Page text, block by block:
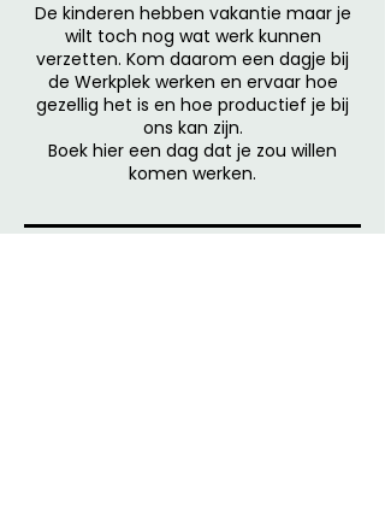
De kinderen hebben vakantie maar je
wilt toch nog wat werk kunnen
verzetten. Kom daarom een dagje bij
de Werkplek werken en ervaar hoe
gezellig het is en hoe productief je bij
ons kan zijn.
Boek hier een dag dat je zou willen
komen werken.